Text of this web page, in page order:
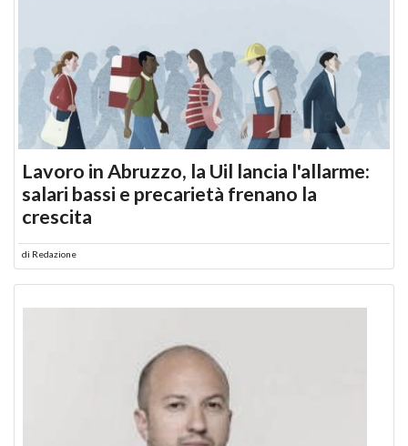
Lavoro in Abruzzo, la Uil lancia l'allarme:
salari bassi e precarietà frenano la
crescita
di Redazione